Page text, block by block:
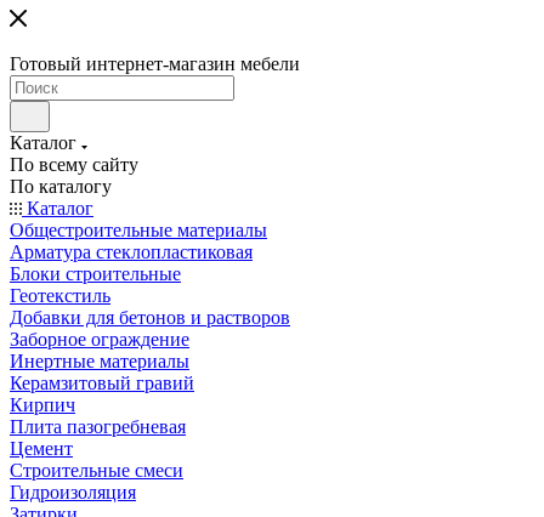
Готовый интернет-магазин мебели
Каталог
По всему сайту
По каталогу
Каталог
Общестроительные материалы
Арматура стеклопластиковая
Блоки строительные
Геотекстиль
Добавки для бетонов и растворов
Заборное ограждение
Инертные материалы
Керамзитовый гравий
Кирпич
Плита пазогребневая
Цемент
Строительные смеси
Гидроизоляция